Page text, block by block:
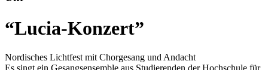
“Lucia-Konzert”
Nordisches Lichtfest mit Chorgesang und Andacht
Es singt ein Gesangsensemble aus Studierenden der Hochschule für